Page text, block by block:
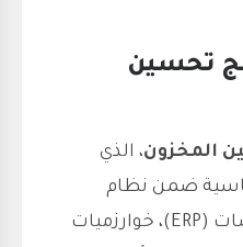
تحسين
المخزون، الذي
ضمن نظام
تخطيط موارد المؤسسات (ERP)، خوارزميات